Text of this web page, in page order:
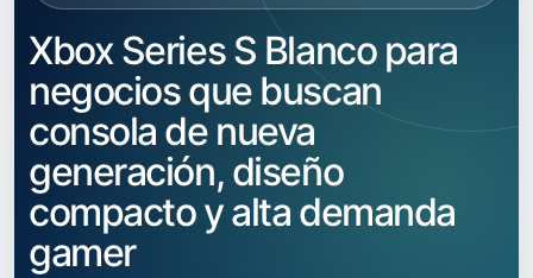
Xbox Series S Blanco para
negocios que buscan
consola de nueva
generación, diseño
compacto y alta demanda
gamer